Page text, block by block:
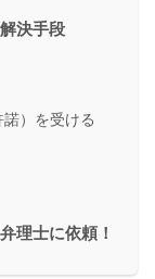
決手段
）を受ける
理士に依頼！